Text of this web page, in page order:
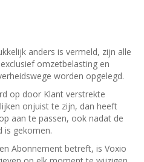
anders is vermeld, zijn alle
omzetbelasting en
worden opgelegd.
op door Klant verstrekte
onjuist te zijn, dan heeft
aan te passen, ook nadat de
is gekomen.
Abonnement betreft, is Voxio